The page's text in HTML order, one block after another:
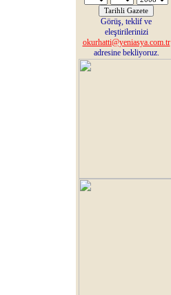
Görüş, teklif ve
eleştirilerinizi
okurhatti@yeniasya.com.tr
adresine bekliyoruz.